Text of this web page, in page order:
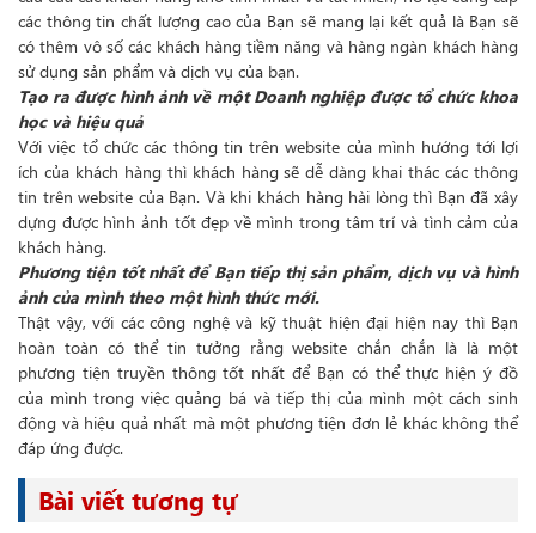
các thông tin chất lượng cao của Bạn sẽ mang lại kết quả là Bạn sẽ
có thêm vô số các khách hàng tiềm năng và hàng ngàn khách hàng
sử dụng sản phẩm và dịch vụ của bạn.
Tạo ra được hình ảnh về một Doanh nghiệp được tổ chức khoa
học và hiệu quả
Với việc tổ chức các thông tin trên website của mình hướng tới lợi
ích của khách hàng thì khách hàng sẽ dễ dàng khai thác các thông
tin trên website của Bạn. Và khi khách hàng hài lòng thì Bạn đã xây
dựng được hình ảnh tốt đẹp về mình trong tâm trí và tình cảm của
khách hàng.
Phương tiện tốt nhất để Bạn tiếp thị sản phẩm, dịch vụ và hình
ảnh của mình theo một hình thức mới.
Thật vậy, với các công nghệ và kỹ thuật hiện đại hiện nay thì Bạn
hoàn toàn có thể tin tưởng rằng website chắn chắn là là một
phương tiện truyền thông tốt nhất để Bạn có thể thực hiện ý đồ
của mình trong việc quảng bá và tiếp thị của mình một cách sinh
động và hiệu quả nhất mà một phương tiện đơn lẻ khác không thể
đáp ứng được.
Bài viết tương tự